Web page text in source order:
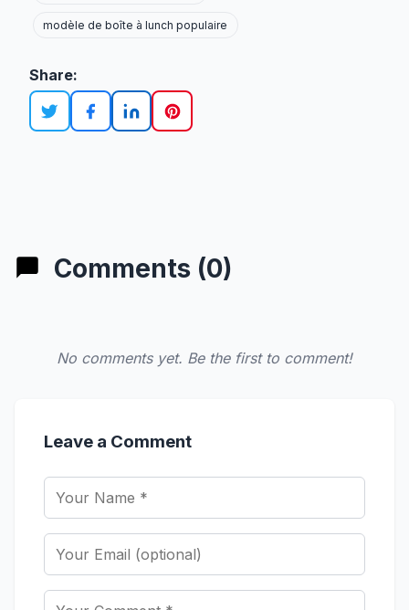
modèle de boîte à lunch populaire
Share:
Comments (0)
No comments yet. Be the first to comment!
Leave a Comment